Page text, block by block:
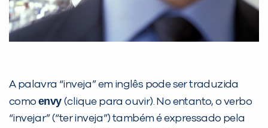
A palavra “inveja” em inglês pode ser traduzida
como envy (clique para ouvir). No entanto, o verbo
“invejar” (“ter inveja”) também é expressado pela